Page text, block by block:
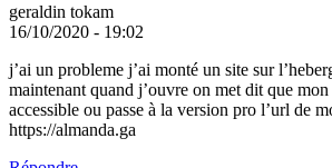
geraldin tokam
16/10/2020 - 19:02
j’ai un probleme j’ai monté un site sur
maintenant quand j’ouvre on met dit que mon
accessible ou passe à la version pro l’url de
https://almanda.ga